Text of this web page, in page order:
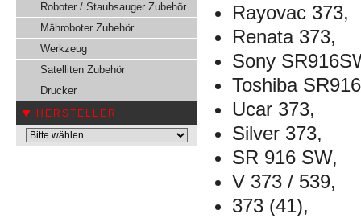
Roboter / Staubsauger Zubehör
Mähroboter Zubehör
Werkzeug
Satelliten Zubehör
Drucker
HERSTELLER
Rayovac 373,
Renata 373,
Sony
Toshiba
Ucar 373,
Silver 373,
SR 916 SW,
V 373 / 539,
373 (41),